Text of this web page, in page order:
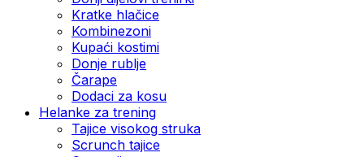
Kratke hlačice
Kombinezoni
Kupaći kostimi
Donje rublje
Čarape
Dodaci za kosu
Helanke za trening
Tajice visokog struka
Scrunch tajice